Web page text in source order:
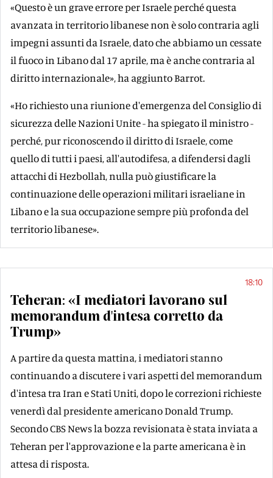
«Questo è un grave errore per Israele perché questa
avanzata in territorio libanese non è solo contraria agli
impegni assunti da Israele, dato che abbiamo un cessate
il fuoco in Libano dal 17 aprile, ma è anche contraria al
diritto internazionale», ha aggiunto Barrot.
«Ho richiesto una riunione d'emergenza del Consiglio di
sicurezza delle Nazioni Unite - ha spiegato il ministro -
perché, pur riconoscendo il diritto di Israele, come
quello di tutti i paesi, all'autodifesa, a difendersi dagli
attacchi di Hezbollah, nulla può giustificare la
continuazione delle operazioni militari israeliane in
Libano e la sua occupazione sempre più profonda del
territorio libanese».
18:10
Teheran: «I mediatori lavorano sul
memorandum d'intesa corretto da
Trump»
A partire da questa mattina, i mediatori stanno
continuando a discutere i vari aspetti del memorandum
d'intesa tra Iran e Stati Uniti, dopo le correzioni richieste
venerdì dal presidente americano Donald Trump.
Secondo CBS News la bozza revisionata è stata inviata a
Teheran per l'approvazione e la parte americana è in
attesa di risposta.